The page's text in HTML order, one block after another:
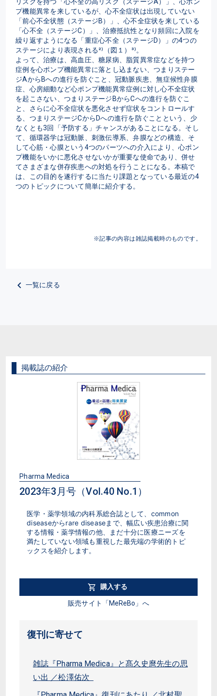
プ機能異常を来しているが、心不全症状は出現していない
「前心不全状態（ステージB）」、心不全症状を来している
「心不全（ステージC）」、治療抵抗性となり頻回に入院を
繰り返すようになる「重症心不全（ステージD）」の4つの
ステージにより表現される²⁾（図１）³⁾。
よって、治療は、高血圧、糖尿病、脂質異常症などを持つ
症例を心ポンプ機能異常に落とし込まない、つまりステー
ジAからBへの進行を防ぐこと、冠動脈疾患、無症候性弁膜
症、心房細動など心ポンプ機能異常症例に対し心不全症状
を起こさない、つまりステージBからCへの進行を防ぐこ
と、さらに心不全症状を悪化させず症状をコントロールす
る、つまりステージCからDへの進行を防ぐことという、少
なくとも3回「予防する」チャンスがあることになる。そし
て、循環器学は冠動脈、刺激伝導系、弁膜などの構造、そ
して心筋・心膜という4つのパーツへの介入により、心ポン
プ機能をいかに悪化させないかが重要な使命であり、併せ
てさまざまな併存疾患への対処を行うことになる。本稿で
は、この目的を遂行するに当たり課題となっている最近の4
つのトピックについて簡単に紹介する。
※記事の内容は雑誌掲載時のものです。
一覧に戻る
掲載誌の紹介
Pharma Medica
2023年3月号（Vol.40 No.1）
医学・薬学領域の内科系総合誌として、common
diseaseからrare diseaseまで、幅広い疾患治療に関
する情報・薬学情報の他、まだ十分に医療ニーズを
満たしていない領域も重視した最先端の学術的トピ
ックスを紹介します。
購入する
販売サイト「MeReBo」へ
復刊に寄せて
雑誌『Pharma Medica』と髙久史麿先生の思
い出 ／松澤佑次